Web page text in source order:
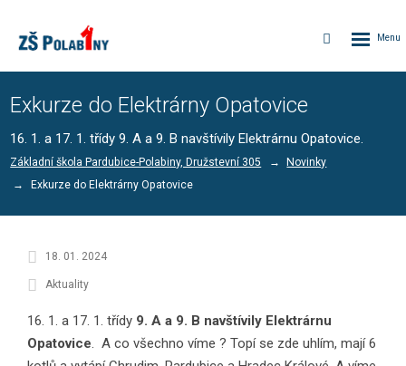
Vyhledávání
Exkurze do Elektrárny Opatovice
16. 1. a 17. 1. třídy 9. A a 9. B navštívily Elektrárnu Opatovice.
Základní škola Pardubice-Polabiny, Družstevní 305
Novinky
Exkurze do Elektrárny Opatovice
18. 01. 2024
Aktuality
16. 1. a 17. 1. třídy 9. A a 9. B navštívily Elektrárnu
Opatovice . A co všechno víme ? Topí se zde uhlím, mají 6